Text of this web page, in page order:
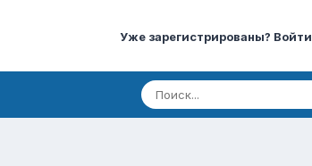
Уже зарегистрированы? Войти